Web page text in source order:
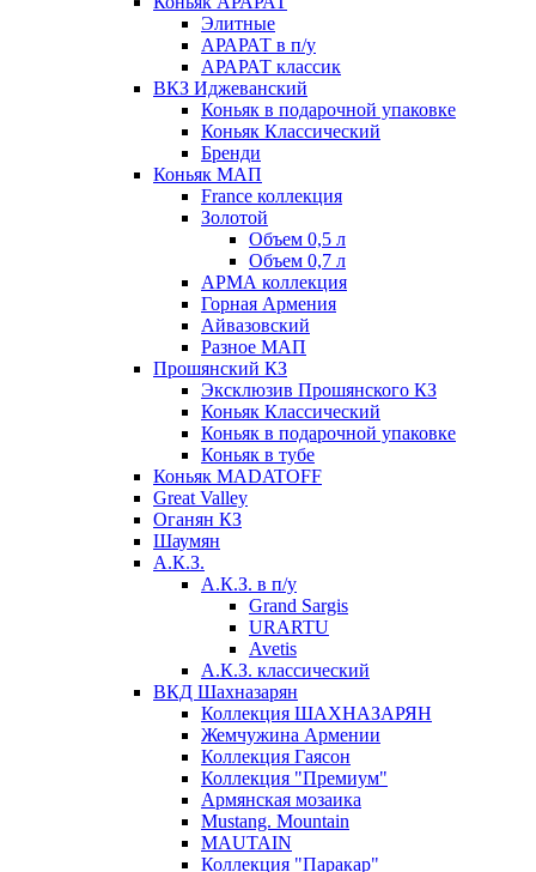
Элитные
АРАРАТ в п/у
АРАРАТ классик
ВКЗ Иджеванский
Коньяк в подарочной упаковке
Коньяк Классический
Бренди
Коньяк МАП
France коллекция
Золотой
Объем 0,5 л
Объем 0,7 л
АРМА коллекция
Горная Армения
Айвазовский
Разное МАП
Прошянский КЗ
Эксклюзив Прошянского КЗ
Коньяк Классический
Коньяк в подарочной упаковке
Коньяк в тубе
Коньяк MADATOFF
Great Valley
Оганян КЗ
Шаумян
А.К.З.
А.К.З. в п/у
Grand Sargis
URARTU
Avetis
А.К.З. классический
ВКД Шахназарян
Коллекция ШАХНАЗАРЯН
Жемчужина Армении
Коллекция Гаясон
Коллекция "Премиум"
Армянская мозаика
Mustang. Mountain
MAUTAIN
Коллекция "Паракар"